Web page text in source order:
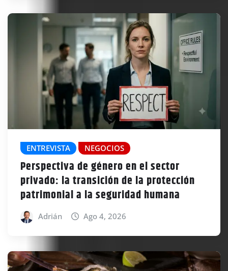
ENTREVISTA NEGOCIOS
Perspectiva de género en el sector
privado: la transición de la protección
patrimonial a la seguridad humana
Adrián Ago 4, 2026